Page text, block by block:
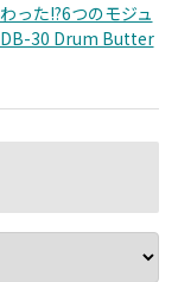
った!?6つのモジュ
DB-30 Drum Butter